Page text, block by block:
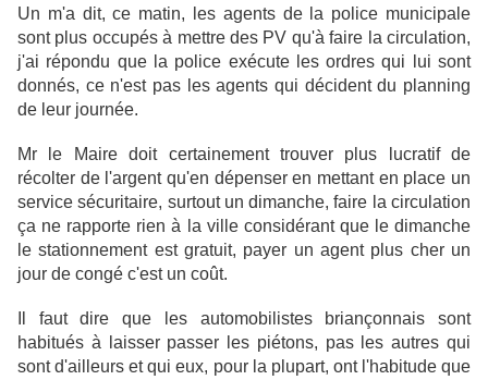
Un m'a dit, ce matin, les agents de la police municipale
sont plus occupés à mettre des PV qu'à faire la circulation,
j'ai répondu que la police exécute les ordres qui lui sont
donnés, ce n'est pas les agents qui décident du planning
de leur journée.
Mr le Maire doit certainement trouver plus lucratif de
récolter de l'argent qu'en dépenser en mettant en place un
service sécuritaire, surtout un dimanche, faire la circulation
ça ne rapporte rien à la ville considérant que le dimanche
le stationnement est gratuit, payer un agent plus cher un
jour de congé c'est un coût.
Il faut dire que les automobilistes briançonnais sont
habitués à laisser passer les piétons, pas les autres qui
sont d'ailleurs et qui eux, pour la plupart, ont l'habitude que